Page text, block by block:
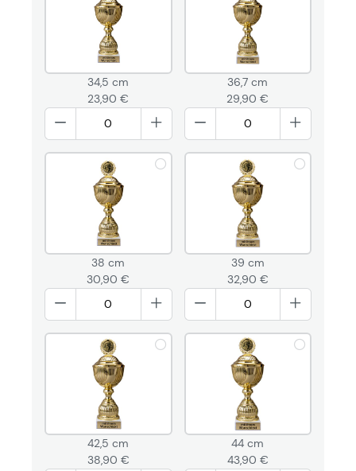
34,5 cm
23,90 €
36,7 cm
29,90 €
38 cm
30,90 €
39 cm
32,90 €
42,5 cm
38,90 €
44 cm
43,90 €